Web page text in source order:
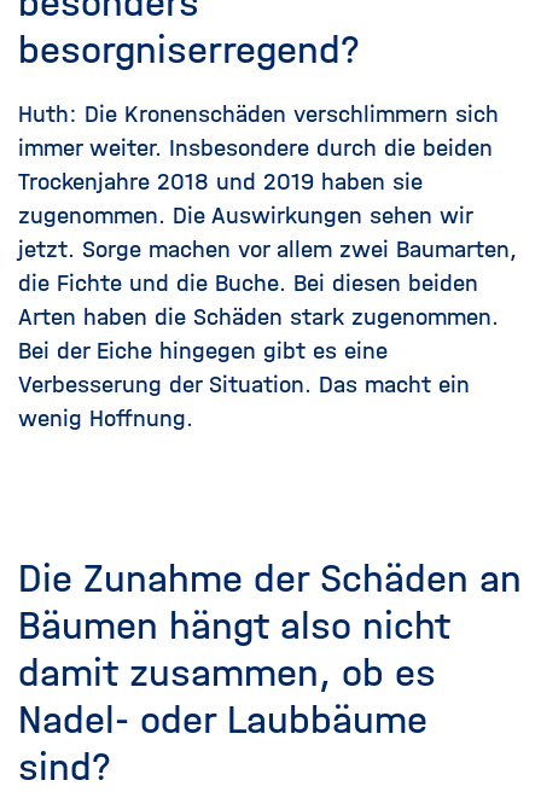
besorgniserregend?
Huth: Die Kronenschäden verschlimmern sich
immer weiter. Insbesondere durch die beiden
Trockenjahre 2018 und 2019 haben sie
zugenommen. Die Auswirkungen sehen wir
jetzt. Sorge machen vor allem zwei Baumarten,
die Fichte und die Buche. Bei diesen beiden
Arten haben die Schäden stark zugenommen.
Bei der Eiche hingegen gibt es eine
Verbesserung der Situation. Das macht ein
wenig Hoffnung.
Die Zunahme der Schäden an
Bäumen hängt also nicht
damit zusammen, ob es
Nadel- oder Laubbäume
sind?